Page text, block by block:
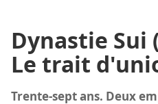
Dynastie Sui
Le trait
Trente-sept ans. Deux